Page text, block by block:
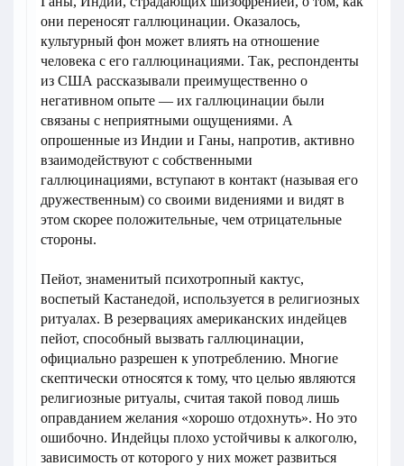
они переносят галлюцинации. Оказалось,
культурный фон может влиять на отношение
человека с его галлюцинациями. Так, респонденты
из США рассказывали преимущественно о
негативном опыте — их галлюцинации были
связаны с неприятными ощущениями. А
опрошенные из Индии и Ганы, напротив, активно
взаимодействуют с собственными
галлюцинациями, вступают в контакт (называя его
дружественным) со своими видениями и видят в
этом скорее положительные, чем отрицательные
стороны.
Пейот, знаменитый психотропный кактус,
воспетый Кастанедой, используется в религиозных
ритуалах. В резервациях американских индейцев
пейот, способный вызвать галлюцинации,
официально разрешен к употреблению. Многие
скептически относятся к тому, что целью являются
религиозные ритуалы, считая такой повод лишь
оправданием желания «хорошо отдохнуть». Но это
ошибочно. Индейцы плохо устойчивы к алкоголю,
зависимость от которого у них может развиться